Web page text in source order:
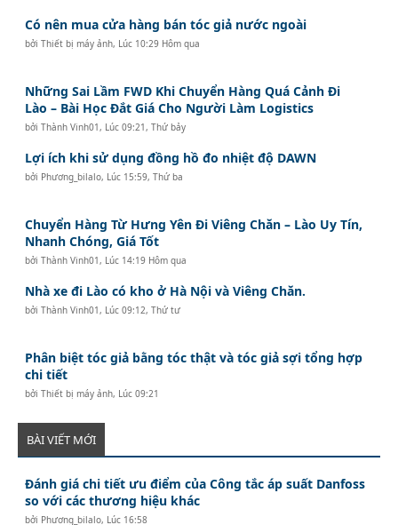
Có nên mua cửa hàng bán tóc giả nước ngoài
bởiThiết bị máy ảnh, Lúc 10:29 Hôm qua
Những Sai Lầm FWD Khi Chuyển Hàng Quá Cảnh Đi
Lào – Bài Học Đắt Giá Cho Người Làm Logistics
bởiThành Vinh01 , Lúc 09:21, Thứ bảy
Lợi ích khi sử dụng đồng hồ đo nhiệt độ DAWN
bởi Phương_bilalo, Lúc 15:59, Thứ ba
Chuyển Hàng Từ Hưng Yên Đi Viêng Chăn – Lào Uy Tín,
Nhanh Chóng, Giá Tốt
bởiThành Vinh01 , Lúc 14:19 Hôm qua
Nhà xe đi Lào có kho ở Hà Nội và Viêng Chăn.
bởiThành Vinh01 , Lúc 09:12, Thứ tư
Phân biệt tóc giả bằng tóc thật và tóc giả sợi tổng hợp
chi tiết
bởiThiết bị máy ảnh, Lúc 09:21
BÀI VIẾT MỚI
Đánh giá chi tiết ưu điểm của Công tắc áp suất Danfoss
so với các thương hiệu khác
bởi Phương_bilalo, Lúc 16:58